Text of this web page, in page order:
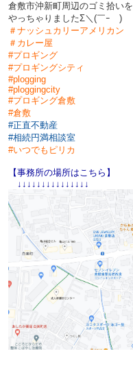
倉敷市沖新町周辺のゴミ拾いを
やっちゃりましたΣ＼(￣ｰ￣)
＃ナッシュカリーアメリカン
＃カレー屋
#プロギング
#プロギングシティ
#plogging
#ploggingcity
#プロギング倉敷
#倉敷
#正直不動産
#相続円満相談室
#いつでもピリカ
【事務所の場所はこちら】
↓↓↓↓↓↓↓↓↓↓↓↓↓↓↓